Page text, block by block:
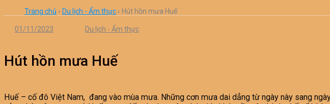
Trang chủ › Du lịch - Ẩm thực › Hút hồn mưa Huế
01/11/2023 Du lịch - Ẩm thực
Hút hồn mưa Huế
Huế – cố đô Việt Nam, đang vào mùa mưa. Những cơn mưa dai dẳng từ ngày này sang